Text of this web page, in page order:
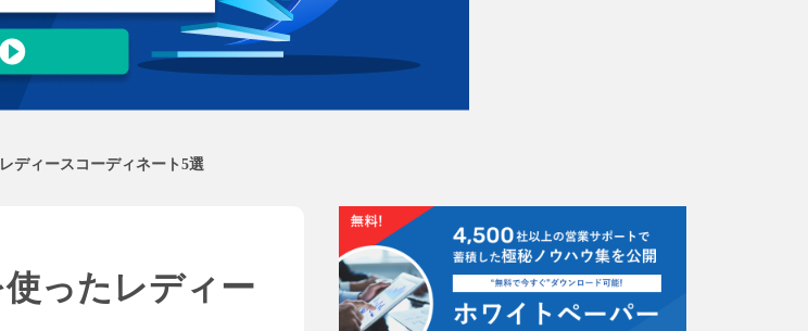
ディースコーディネート5選
ったレディー